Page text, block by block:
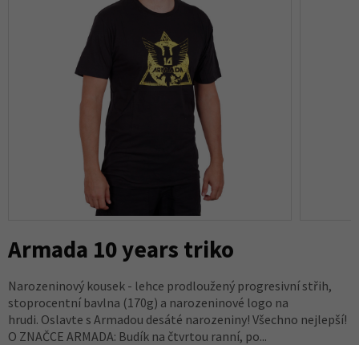
Armada 10 years triko
Narozeninový kousek - lehce prodloužený progresivní střih,
stoprocentní bavlna (170g) a narozeninové logo na
hrudi. Oslavte s Armadou desáté narozeniny! Všechno nejlepší!
O ZNAČCE ARMADA: Budík na čtvrtou ranní, po...